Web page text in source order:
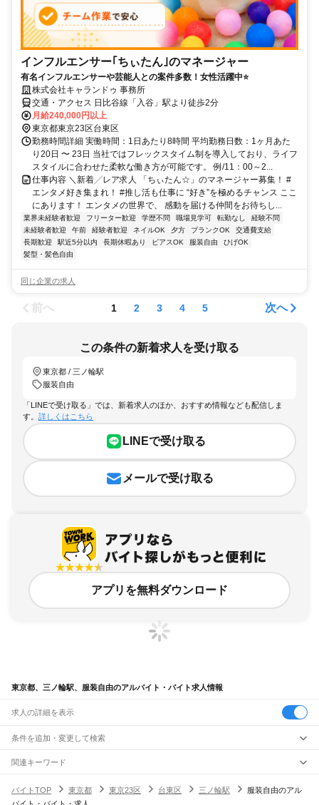
インフルエンサー｢ちぃたん｣のマネージャー
有名インフルエンサーや芸能人との案件多数！女性活躍中⭐
株式会社キャランドゥ 事務所
交通・アクセス 日比谷線「入谷」駅より徒歩2分
月給240,000円以上
東京都東京23区台東区
勤務時間詳細 実働時間：1日あたり8時間 平均勤務日数：1ヶ月あた
り20日 〜 23日 当社ではフレックスタイム制を導入しており、ライフ
スタイルに合わせた柔軟な働き方が可能です。 例/11：00～2...
仕事内容 ＼新着╱レア求人 「ちぃたん☆」のマネージャー募集！ #
エンタメ好き集まれ！ #推し活も仕事に “好き”を極めるチャンス ここ
にあります！ エンタメの世界で、 感動を届ける仲間をお待ちし...
業界未経験者歓迎 フリーター歓迎 学歴不問 職場見学可 転勤なし
経験不問
未経験者歓迎
午前 経験者歓迎 ネイルOK 夕方 ブランクOK
交通費支給
長期歓迎
駅近5分以内 長期休暇あり ピアスOK 服装自由
ひげOK
髪型・髪色自由
同じ企業の求人
前へ 1 2 3 4 5 次へ
この条件の新着求人を受け取る
東京都 / 三ノ輪駅
服装自由
「LINEで受け取る」では、新着求人のほか、おすすめ情報なども配信しま
す。 詳しくはこちら
LINEで受け取る
メールで受け取る
アプリを無料ダウンロード
東京都、三ノ輪駅、服装自由のアルバイト・バイト求人情報
求人の詳細を表示
条件を追加・変更して検索
市区町村を追加・変更
東京都すべて
駅を追加・変更
関連キーワード
バイトTOP
東京都 東京23区 台東区 三ノ輪駅
服装自由のアル